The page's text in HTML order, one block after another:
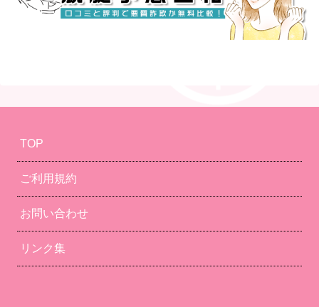
TOP
ご利用規約
お問い合わせ
リンク集